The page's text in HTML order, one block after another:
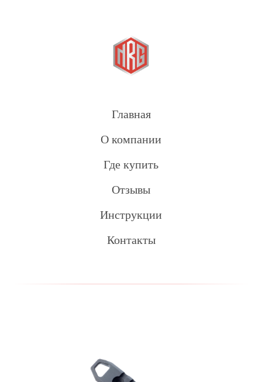
Главная
О компании
Где купить
Отзывы
Инструкции
Контакты